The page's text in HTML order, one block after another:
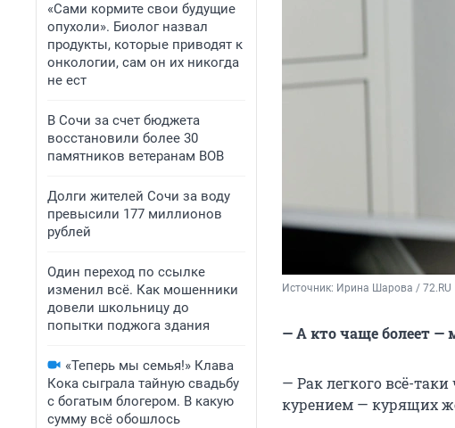
«Сами кормите свои будущие
опухоли». Биолог назвал
продукты, которые приводят к
онкологии, сам он их никогда
не ест
В Сочи за счет бюджета
восстановили более 30
памятников ветеранам ВОВ
Долги жителей Сочи за воду
превысили 177 миллионов
рублей
Один переход по ссылке
изменил всё. Как мошенники
довели школьницу до
попытки поджога здания
«Теперь мы семья!» Клава
Кока сыграла тайную свадьбу
с богатым блогером. В какую
сумму всё обошлось
Источник: Ирина Шарова / 72.RU
— А кто чаще болеет
— Рак легкого всё-
курением — курящих